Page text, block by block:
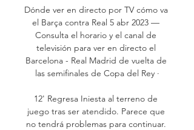
Dónde ver en directo por TV cómo va
el Barça contra Real 5 abr 2023 —
Consulta el horario y el canal de
televisión para ver en directo el
Barcelona - Real Madrid de vuelta de
las semifinales de Copa del Rey ·
12' Regresa Iniesta al terreno de
juego tras ser atendido. Parece que
no tendrá problemas para continuar.